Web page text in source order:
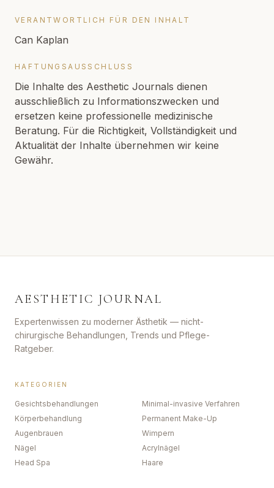
VERANTWORTLICH FÜR DEN INHALT
Can Kaplan
HAFTUNGSAUSSCHLUSS
Die Inhalte des Aesthetic Journals dienen
ausschließlich zu Informationszwecken und
ersetzen keine professionelle medizinische
Beratung. Für die Richtigkeit, Vollständigkeit und
Aktualität der Inhalte übernehmen wir keine
Gewähr.
AESTHETIC JOURNAL
Expertenwissen zu moderner Ästhetik — nicht-
chirurgische Behandlungen, Trends und Pflege-
Ratgeber.
KATEGORIEN
Gesichtsbehandlungen
Minimal-invasive Verfahren
Körperbehandlung
Permanent Make-Up
Augenbrauen
Wimpern
Nägel
Acrylnägel
Head Spa
Haare